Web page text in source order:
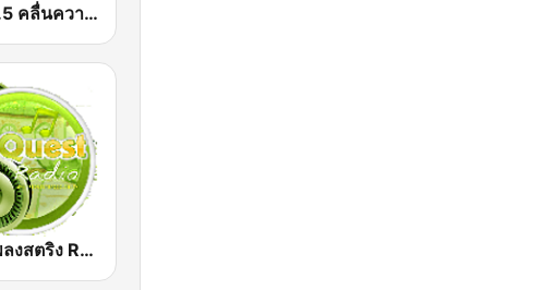
FM 96.5 คลื่นความคิด Thinking Radio
สถานีเพลงสตริง Request Radio